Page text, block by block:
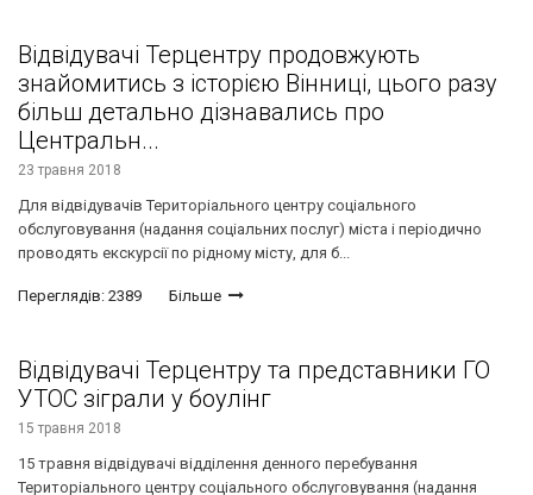
Відвідувачі Терцентру продовжують
знайомитись з історією Вінниці, цього разу
більш детально дізнавались про
Центральн...
23 травня 2018
Для відвідувачів Територіального центру соціального
обслуговування (надання соціальних послуг) міста і періодично
проводять екскурсії по рідному місту, для б...
Переглядів: 2389 Більше
Відвідувачі Терцентру та представники ГО
УТОС зіграли у боулінг
15 травня 2018
15 травня відвідувачі відділення денного перебування
Територіального центру соціального обслуговування (надання